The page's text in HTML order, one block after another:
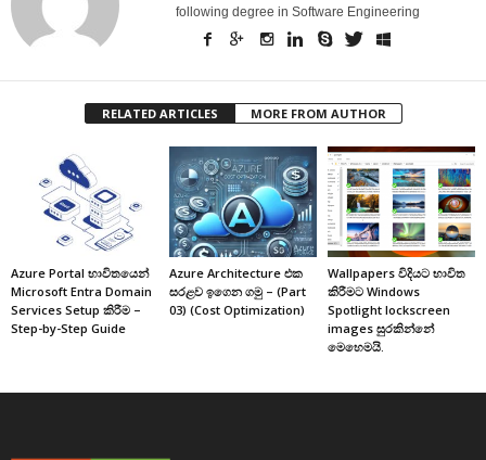
following degree in Software Engineering
RELATED ARTICLES MORE FROM AUTHOR
Azure Portal භාවිතයෙන්
Microsoft Entra Domain
Services Setup කිරීම –
Step-by-Step Guide
Azure Architecture එක
සරළව ඉගෙන ගමු – (Part
03) (Cost Optimization)
Wallpapers විදියට භාවිත
කිරීමට Windows
Spotlight lockscreen
images සුරකින්නේ
මෙහෙමයි.